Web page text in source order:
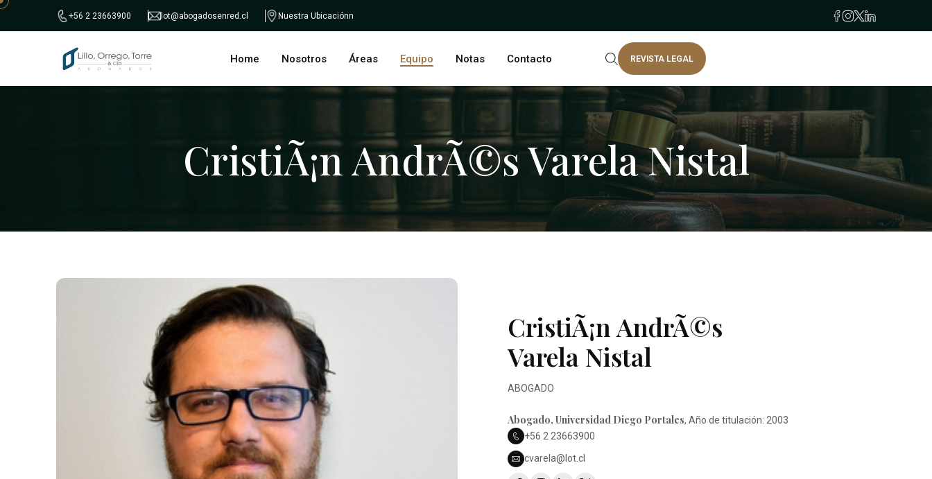
+56 2 23663900 lot@abogadosenred.cl Nuestra Ubicaciónn
Home Nosotros Áreas Equipo Notas Contacto REVISTA LEGAL
CristiÃ¡n AndrÃ©s Varela Nistal
CristiÃ¡n AndrÃ©s
Varela Nistal
ABOGADO
Abogado, Universidad Diego Portales, Año de titulación: 2003
+56 2 23663900
cvarela@lot.cl